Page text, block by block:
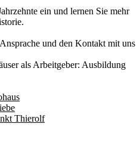
ein und lernen Sie mehr
und den Kontakt mit uns
als Arbeitgeber: Ausbildung
Thierolf